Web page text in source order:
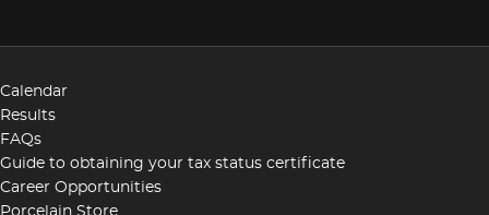
Calendar
Results
FAQs
Guide to obtaining your tax status certificate
Career Opportunities